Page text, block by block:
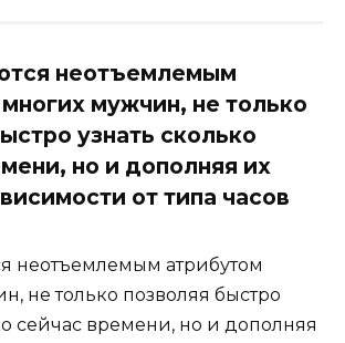
неотъемлемым
мужчин, не только
узнать сколько
но и дополняя их
от типа часов
неотъемлемым атрибутом
не только позволяя быстро
сейчас времени, но и дополняя